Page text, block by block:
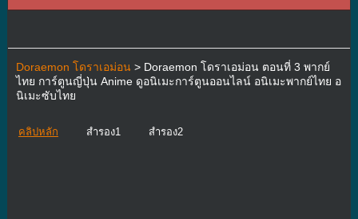
Doraemon โดราเอม่อน> Doraemon โดราเอม่อน ตอนที่ 3 พากย์
ไทย การ์ตูนญี่ปุ่น Anime ดูอนิเมะการ์ตูนออนไลน์ อนิเมะพากย์ไทย อ
นิเมะซับไทย
คลิปหลัก สำรอง1 สำรอง2